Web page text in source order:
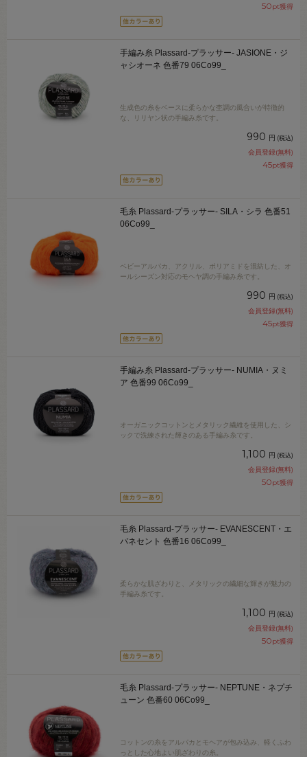
50pt獲得
手編み糸 Plassard-プラッサー- JASIONE・ジ
ャシオーネ 色番79 06Co99_
生成色の糸をベースに柔らかな杢調の風合いが特徴的
な、リリヤン状の手編み糸です。
990 円 (税込)
会員登録(無料)
45pt獲得
毛糸 Plassard-プラッサー- SILA・シラ 色番51
06Co99_
ベビーアルパカ、アクリル、ポリアミドを混紡した、オ
ールシーズン対応のモヘヤ調の手編み糸です。
990 円 (税込)
会員登録(無料)
45pt獲得
手編み糸 Plassard-プラッサー- NUMIA・ヌミ
ア 色番99 06Co99_
オーガニックコットンとメタリック繊維を使用した、シ
ックで洗練された輝きのある手編み糸です。
1,100 円 (税込)
会員登録(無料)
50pt獲得
毛糸 Plassard-プラッサー- EVANESCENT・エ
バネセント 色番16 06Co99_
柔らかな肌ざわりと、メタリックの繊細な輝きが魅力の
手編み糸です。
1,100 円 (税込)
会員登録(無料)
50pt獲得
毛糸 Plassard-プラッサー- NEPTUNE・ネプチ
ューン 色番60 06Co99_
コットンの糸をアルパカとモヘアが包み込み、軽くふわ
っとした心地よい肌ざわりの糸。